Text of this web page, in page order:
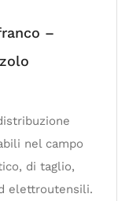
–
nel campo
di taglio,
elettroutensili.